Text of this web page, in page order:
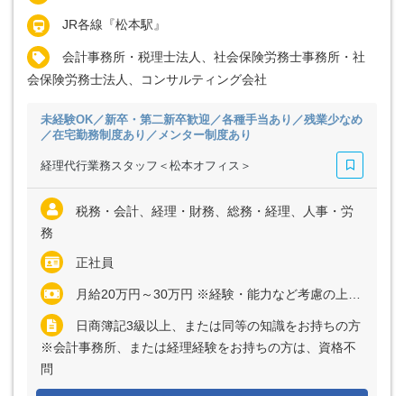
JR各線『松本駅』
会計事務所・税理士法人、社会保険労務士事務所・社
会保険労務士法人、コンサルティング会社
未経験OK／新卒・第二新卒歓迎／各種手当あり／残業少なめ
／在宅勤務制度あり／メンター制度あり
経理代行業務スタッフ＜松本オフィス＞
税務・会計、経理・財務、総務・経理、人事・労
務
正社員
月給20万円～30万円 ※経験・能力など考慮の上、決定いたします ※残業代は全額支給
日商簿記3級以上、または同等の知識をお持ちの方
※会計事務所、または経理経験をお持ちの方は、資格不
問